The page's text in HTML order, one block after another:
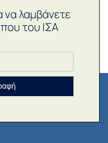
να λαμβάνετε
του ΙΣΑ